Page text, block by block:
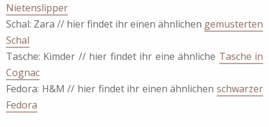
Nietenslipper
Schal: Zara // hier findet ihr einen ähnlichen gemusterten
Schal
Tasche: Kimder // hier findet ihr eine ähnliche Tasche in
Cognac
Fedora: H&M // hier findet ihr einen ähnlichen schwarzer
Fedora